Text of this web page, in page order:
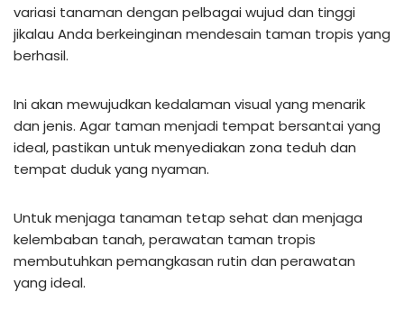
variasi tanaman dengan pelbagai wujud dan tinggi
jikalau Anda berkeinginan mendesain taman tropis yang
berhasil.
Ini akan mewujudkan kedalaman visual yang menarik
dan jenis. Agar taman menjadi tempat bersantai yang
ideal, pastikan untuk menyediakan zona teduh dan
tempat duduk yang nyaman.
Untuk menjaga tanaman tetap sehat dan menjaga
kelembaban tanah, perawatan taman tropis
membutuhkan pemangkasan rutin dan perawatan
yang ideal.